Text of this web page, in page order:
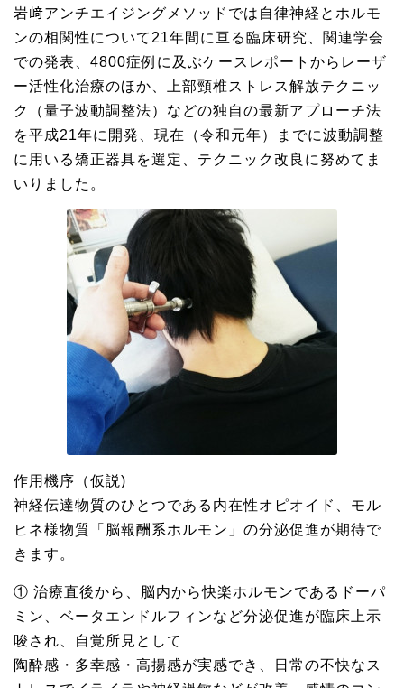
岩﨑アンチエイジングメソッドでは自律神経とホルモ
ンの相関性について21年間に亘る臨床研究、関連学会
での発表、4800症例に及ぶケースレポートからレーザ
ー活性化治療のほか、上部頸椎ストレス解放テクニッ
ク（量子波動調整法）などの独自の最新アプローチ法
を平成21年に開発、現在（令和元年）までに波動調整
に用いる矯正器具を選定、テクニック改良に努めてま
いりました。
作用機序（仮説)
神経伝達物質のひとつである内在性オピオイド、モル
ヒネ様物質「脳報酬系ホルモン」の分泌促進が期待で
きます。
① 治療直後から、脳内から快楽ホルモンであるドーパ
ミン、ベータエンドルフィンなど分泌促進が臨床上示
唆され、自覚所見として
陶酔感・多幸感・高揚感が実感でき、日常の不快なス